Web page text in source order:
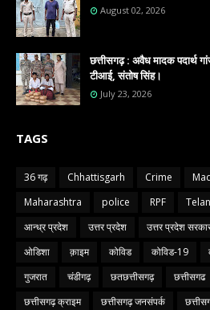
August 02, 2026
छत्तीसगढ़ : अवैध मादक पदार्थ
टीआई, संतोष सिंह।
July 23, 2026
TAGS
36 गढ़ Chhattisgarh Crime
Maharashtra
police RPF
आन्ध्र प्रदेश
उत्तर प्रदेश उत्तर प्रदेश
ओडिशा
क़ाइम कोविड कोविड-19
गुजरात
चंडीगढ़ छतछत्तीसगढ़ छत्तीसगढ
छत्तीसगढ़ क्राइम
छत्तीसगढ़ जनसंपर्क